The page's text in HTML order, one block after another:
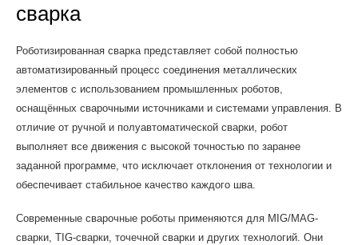
сварка
Роботизированная сварка представляет собой полностью
автоматизированный процесс соединения металлических
элементов с использованием промышленных роботов,
оснащённых сварочными источниками и системами управления. В
отличие от ручной и полуавтоматической сварки, робот
выполняет все движения с высокой точностью по заранее
заданной программе, что исключает отклонения от технологии и
обеспечивает стабильное качество каждого шва.
Современные сварочные роботы применяются для MIG/MAG-
сварки, TIG-сварки, точечной сварки и других технологий. Они